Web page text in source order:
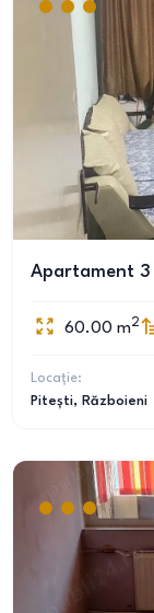
Apartament 3
60.00 m2
Locație:
Pitești, Războieni